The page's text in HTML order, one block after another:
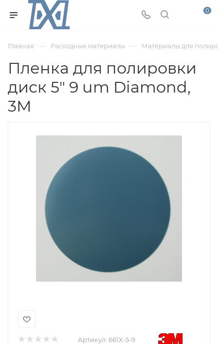
0
Главная — Расходные материалы — Материалы для
Пленка для полировки
диск 5" 9 um Diamond,
3M
Артикул: 661X-5-9